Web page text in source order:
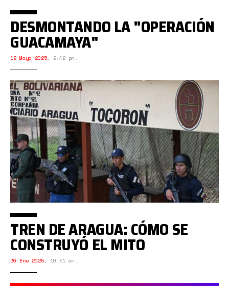
DESMONTANDO LA "OPERACIÓN
GUACAMAYA"
12 Mayo 2025, 2:42 pm.
TREN DE ARAGUA: CÓMO SE
CONSTRUYÓ EL MITO
30 Ene 2025, 10:51 am.